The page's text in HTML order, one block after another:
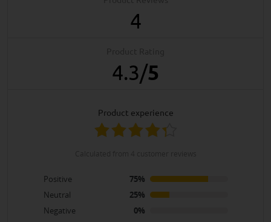
4
4.3/5
product experience
Positive
75%
Neutral
25%
Negative
0%